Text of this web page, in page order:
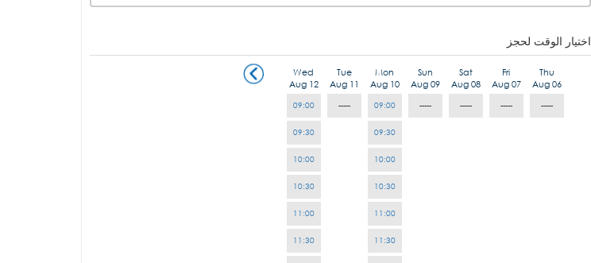
اختيار الوقت لحجز
Thu
Aug 06
-----
Fri
Aug 07
-----
Sat
Aug 08
-----
Sun
Aug 09
-----
Mon
Aug 10
09:00
09:30
10:00
10:30
11:00
11:30
Tue
Aug 11
-----
Wed
Aug 12
09:00
09:30
10:00
10:30
11:00
11:30